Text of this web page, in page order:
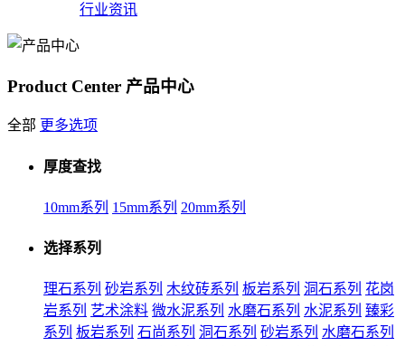
行业资讯
Product Center 产品中心
全部 更多选项
厚度查找
10mm系列 15mm系列 20mm系列
选择系列
理石系列 砂岩系列 木纹砖系列 板岩系列 洞石系列 花岗
岩系列 艺术涂料 微水泥系列 水磨石系列 水泥系列 臻彩
系列 板岩系列 石尚系列 洞石系列 砂岩系列 水磨石系列